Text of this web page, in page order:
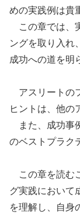
めの実践例は貴
この章では、
ングを取り入れ
成功への道を明
アスリートの
ヒントは、他の
また、成功事
のベストプラク
この章を読む
グ実践において
を理解し、自身